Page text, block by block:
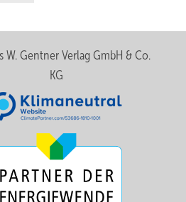
Gentner Verlag GmbH & Co.
KG